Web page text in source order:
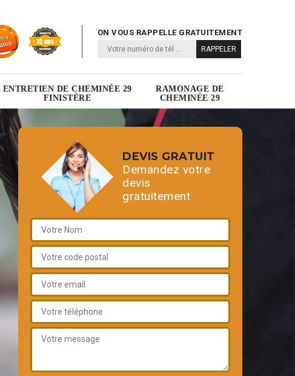
ON VOUS RAPPELLE GRATUITEMENT
ENTRETIEN DE CHEMINÉE 29
FINISTÈRE
RAMONAGE DE
CHEMINÉE 29
DEVIS GRATUIT
Demandez votre
devis
gratuitement